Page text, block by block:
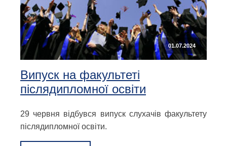
01.07.2024
Випуск на факультеті
післядипломної освіти
29 червня відбувся випуск слухачів факультету
післядипломної освіти.